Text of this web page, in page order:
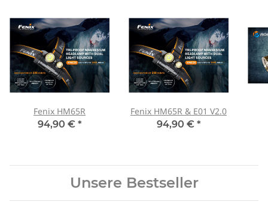
Fenix HM65R
94,90 € *
Fenix HM65R & E01 V2.0
94,90 € *
Unsere Bestseller